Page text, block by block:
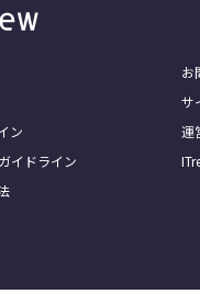
ン
イドライン
お
サ
運